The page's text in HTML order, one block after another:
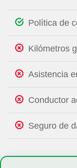
Política de
Kilómetros
Asistencia
Conductor
Seguro de